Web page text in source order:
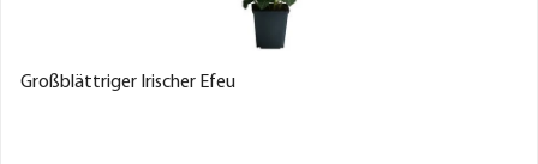
Großblättriger Irischer Efeu